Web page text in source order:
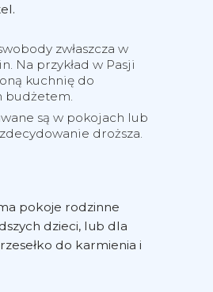
zwłaszcza w
Na przykład w Pasji
kuchnię do
budżetem.
są w pokojach lub
droższa.
pokoje rodzinne
dzieci, lub dla
do karmienia i